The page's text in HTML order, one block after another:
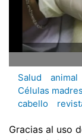
Salud animal
Células madres
cabello
Gracias al uso